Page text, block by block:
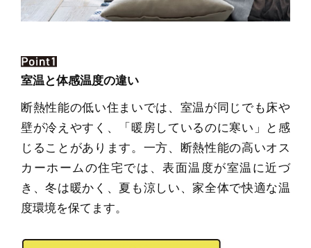
室温と体感温度の違い
断熱性能の低い住まいでは、室温が同じでも床や
壁が冷えやすく、「暖房しているのに寒い」と感
じることがあります。一方、断熱性能の高いオス
カーホームの住宅では、表面温度が室温に近づ
き、冬は暖かく、夏も涼しい、家全体で快適な温
度環境を保てます。